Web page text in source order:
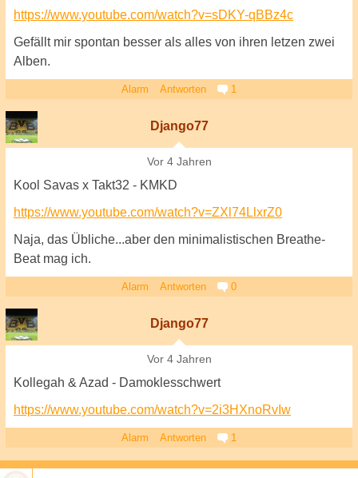
https://www.youtube.com/watch?v=sDKY-qBBz4c
Gefällt mir spontan besser als alles von ihren letzen zwei
Alben.
Alarm Antworten 1
Django77
Vor 4 Jahren
Kool Savas x Takt32 - KMKD
https://www.youtube.com/watch?v=ZXl74LlxrZ0
Naja, das Übliche...aber den minimalistischen Breathe-
Beat mag ich.
Alarm Antworten 0
Django77
Vor 4 Jahren
Kollegah & Azad - Damoklesschwert
https://www.youtube.com/watch?v=2i3HXnoRvIw
Alarm Antworten 1